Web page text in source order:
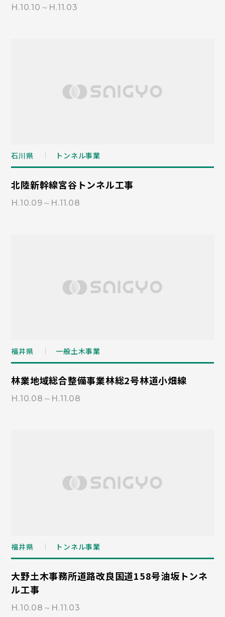
H.10.10～H.11.03
石川県 トンネル事業
北陸新幹線宮谷トンネル工事
H.10.09～H.11.08
福井県 一般土木事業
林業地域総合整備事業林総2号林道小畑線
H.10.08～H.11.08
福井県 トンネル事業
大野土木事務所道路改良国道158号油坂トンネ
ル工事
H.10.08～H.11.03